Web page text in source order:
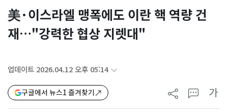
美·이스라엘 맹폭에도 이란 핵 역량 건
재…"강력한 협상 지렛대"
업데이트 2026.04.12 오후 05:14
구글에서 뉴스1 즐겨찾기 가